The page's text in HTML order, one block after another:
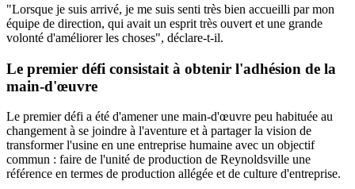
"Lorsque je suis arrivé, je me suis senti très bien accueilli par mon
équipe de direction, qui avait un esprit très ouvert et une grande
volonté d'améliorer les choses", déclare-t-il.
Le premier défi consistait à obtenir l'adhésion de la
main-d'œuvre
Le premier défi a été d'amener une main-d'œuvre peu habituée au
changement à se joindre à l'aventure et à partager la vision de
transformer l'usine en une entreprise humaine avec un objectif
commun : faire de l'unité de production de Reynoldsville une
référence en termes de production allégée et de culture d'entreprise.